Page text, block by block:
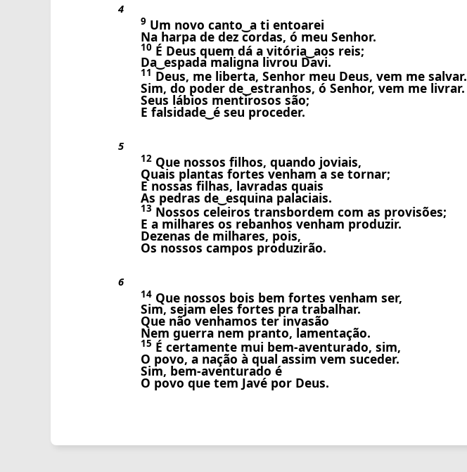
4
9 Um novo canto ͜ a ti entoarei
Na harpa de dez cordas, ó meu Senhor.
10 É Deus quem dá a vitória ͜ aos reis;
Da ͜ espada maligna livrou Davi.
11 Deus, me liberta, Senhor meu Deus, vem me salvar.
Sim, do poder de ͜ estranhos, ó Senhor, vem me livrar.
Seus lábios mentirosos são;
E falsidade ͜ é seu proceder.
5
12 Que nossos filhos, quando joviais,
Quais plantas fortes venham a se tornar;
E nossas filhas, lavradas quais
As pedras de ͜ esquina palaciais.
13 Nossos celeiros transbordem com as provisões;
E a milhares os rebanhos venham produzir.
Dezenas de milhares, pois,
Os nossos campos produzirão.
6
14 Que nossos bois bem fortes venham ser,
Sim, sejam eles fortes pra trabalhar.
Que não venhamos ter invasão
Nem guerra nem pranto, lamentação.
15 É certamente mui bem-aventurado, sim,
O povo, a nação à qual assim vem suceder.
Sim, bem-aventurado é
O povo que tem Javé por Deus.